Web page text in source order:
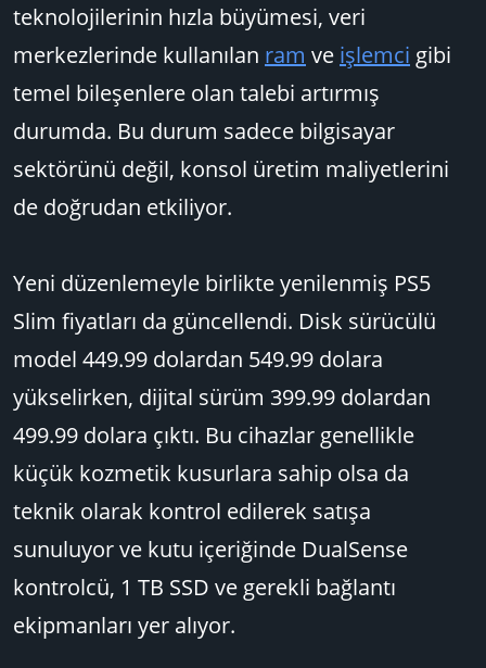
teknolojilerinin hızla büyümesi, veri
merkezlerinde kullanılan ram ve işlemci gibi
temel bileşenlere olan talebi artırmış
durumda. Bu durum sadece bilgisayar
sektörünü değil, konsol üretim maliyetlerini
de doğrudan etkiliyor.
Yeni düzenlemeyle birlikte yenilenmiş PS5
Slim fiyatları da güncellendi. Disk sürücülü
model 449.99 dolardan 549.99 dolara
yükselirken, dijital sürüm 399.99 dolardan
499.99 dolara çıktı. Bu cihazlar genellikle
küçük kozmetik kusurlara sahip olsa da
teknik olarak kontrol edilerek satışa
sunuluyor ve kutu içeriğinde DualSense
kontrolcü, 1 TB SSD ve gerekli bağlantı
ekipmanları yer alıyor.